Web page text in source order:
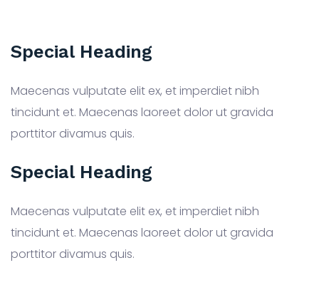
Special Heading
Maecenas vulputate elit ex, et imperdiet nibh
tincidunt et. Maecenas laoreet dolor ut gravida
porttitor divamus quis.
Special Heading
Maecenas vulputate elit ex, et imperdiet nibh
tincidunt et. Maecenas laoreet dolor ut gravida
porttitor divamus quis.